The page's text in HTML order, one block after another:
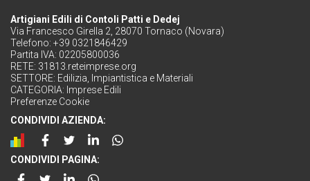
Artigiani Edili di Contoli Patti e Dedej
Via Francesco Girella 2, 28070 Tornaco (Novara)
Telefono: +39 0321846429
Partita IVA: 02205800036
RETE: 31813.reteimprese.org
SETTORE: Edilizia, Impiantistica e Materiali
CATEGORIA: Imprese Edili
Preferenze Cookie
CONDIVIDI AZIENDA:
CONDIVIDI PAGINA: